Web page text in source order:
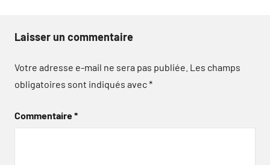
Laisser un commentaire
Votre adresse e-mail ne sera pas publiée. Les champs
obligatoires sont indiqués avec*
Commentaire*